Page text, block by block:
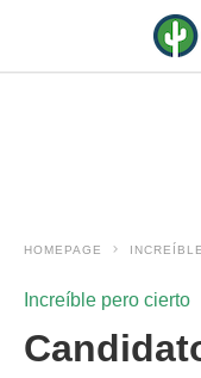
HOMEPAGE
Increíble pero cierto